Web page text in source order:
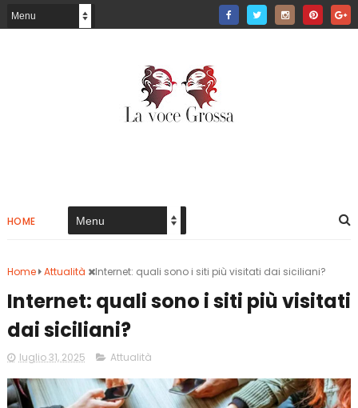
HOME
Home Attualità Internet: quali sono i siti più visitati dai siciliani?
Internet: quali sono i siti più visitati
dai siciliani?
luglio 31, 2025 Attualità